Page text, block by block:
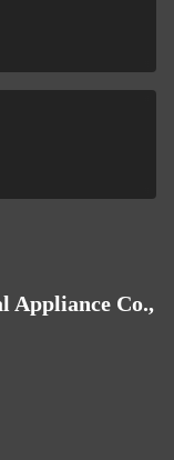
Appliance Co.,